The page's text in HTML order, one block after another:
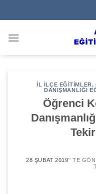
to
İL İLÇE EĞITIMLER,
DANIŞMANLIĞI
Öğrenci
28 ŞUBAT 2019’' TE